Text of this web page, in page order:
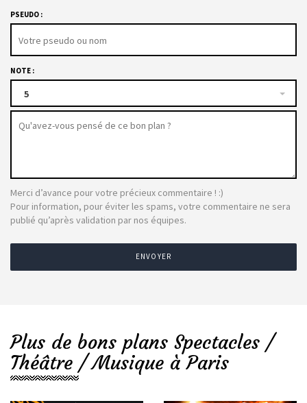
PSEUDO :
NOTE :
5
Merci d’avance pour votre précieux commentaire ! :)
Pour information, pour éviter les spams, votre commentaire ne sera
publié qu’après validation par nos équipes.
ENVOYER
Plus de bons plans Spectacles /
Théâtre / Musique à Paris